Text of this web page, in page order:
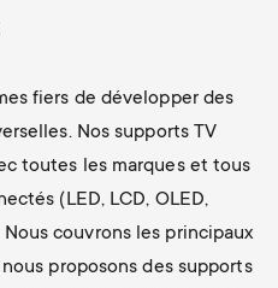
fiers de développer des
Nos supports TV
toutes les marques et tous
(LED, LCD, OLED,
couvrons les principaux
proposons des supports